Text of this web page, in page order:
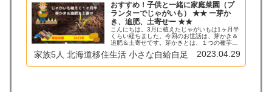
おすすめ！子供と一緒に家庭菜園（プ
ランターでじゃがいも） ★★ ー芽か
き、追肥、土寄せー ★★
こんにちは。3月に植えたじゃがいもは1ヶ月半
くらい経ちました。今回のお世話は、芽かき＆
追肥＆土寄せです。芽かきとは、１つの種芋か
ら5,6本芽が伸びてくるので、2,3本になるよう
に抜くことです。抜かないとできるジャガイモ
家族5人 北海道移住生活 小さな自給自足 2023.04.29